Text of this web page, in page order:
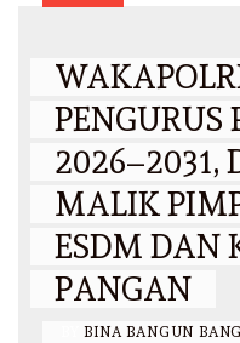
PENGURUS
2026–2031,
MALIK
ESDM DAN
PANGAN
BINA BANGUN